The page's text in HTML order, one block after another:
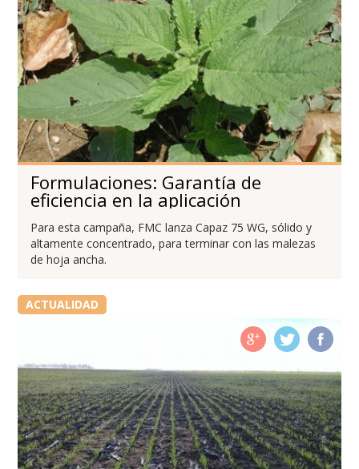
Formulaciones: Garantía de
eficiencia en la aplicación
Para esta campaña, FMC lanza Capaz 75 WG, sólido y
altamente concentrado, para terminar con las malezas
de hoja ancha.
ACTUALIDAD